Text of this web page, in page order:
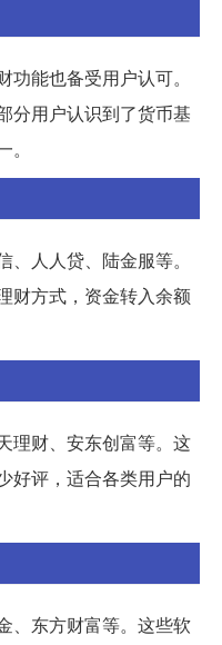
能也备受用户认可。
分用户认识到了货币基
人人贷、陆金服等。
财方式，资金转入余额
理财、安东创富等。这
好评，适合各类用户的
、东方财富等。这些软